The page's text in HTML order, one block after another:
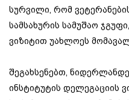
სურვილი, რომ
სამსახურის სამუშაო
ვიზიტით უახლოეს
შეგახსენებთ,
ინსტიტუტის დელეგაციის